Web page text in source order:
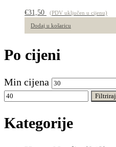
€31,50 (PDV uključen u cijenu)
Dodaj u košaricu
Po cijeni
Min cijena
Filtriraj
Kategorije